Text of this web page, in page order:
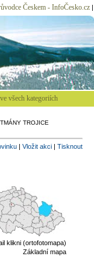
Českem - InfoČesko.cz|
všech kategoriích
TROJICE
| Vložit akci| Tisknout
klikni (ortofotomapa)
Základní mapa